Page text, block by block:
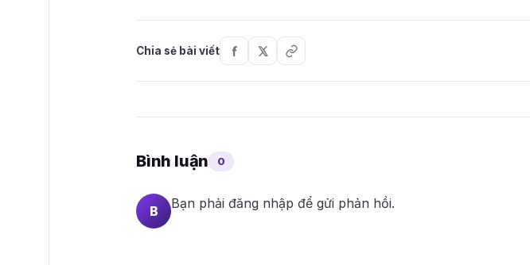
Chia sẻ bài viết
Bình luận 0
B Bạn phải đăng nhập để gửi phản hồi.